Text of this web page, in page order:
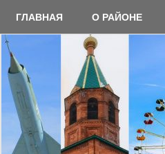
содержимому
ГЛАВНАЯ О РАЙОНЕ